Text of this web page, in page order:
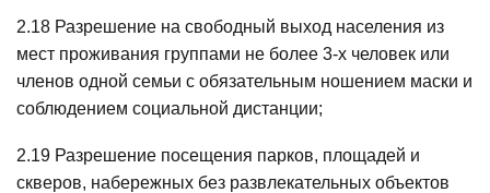
2.18 Разрешение на свободный выход населения из
мест проживания группами не более 3-х человек или
членов одной семьи с обязательным ношением маски и
соблюдением социальной дистанции;
2.19 Разрешение посещения парков, площадей и
скверов, набережных без развлекательных объектов